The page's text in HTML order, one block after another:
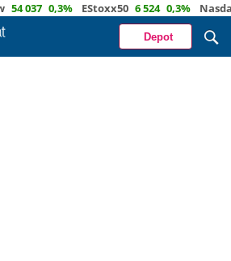
0,3% EStoxx50 6 524 0,3% Nasdaq
Depot